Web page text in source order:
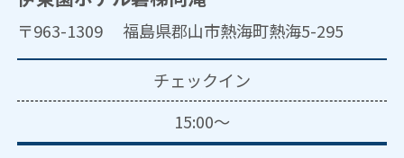
〒963-1309 福島県郡山市熱海町熱海5-295
チェックイン
15:00～